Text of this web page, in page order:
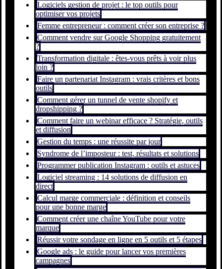
Logiciels gestion de projet : le top outils pour
optimiser vos projets
Femme entrepreneur : comment créer son entreprise ?
Comment vendre sur Google Shopping gratuitement
?
Transformation digitale : êtes-vous prêts à voir plus
loin ?
Faire un partenariat Instagram : vrais critères et bons
outils
Comment gérer un tunnel de vente shopify et
dropshipping ?
Comment faire un webinar efficace ? Stratégie, outils
et diffusion
Gestion du temps : une réussite par jour
Syndrome de l’imposteur : test, résultats et solutions
Programmer publication Instagram : outils et astuces
Logiciel streaming : 14 solutions de diffusion en
direct
Calcul marge commerciale : définition et conseils
pour une bonne marge
Comment créer une chaîne YouTube pour votre
marque
Réussir votre sondage en ligne en 5 outils et 5 étapes
Google ads : le guide pour lancer vos premières
campagnes